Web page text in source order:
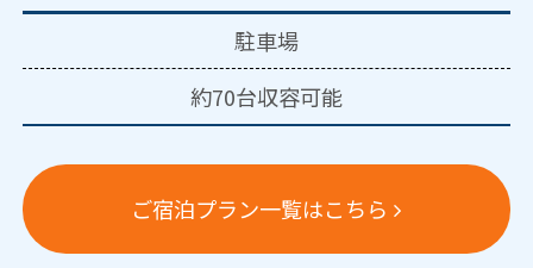
駐車場
約70台収容可能
ご宿泊プラン一覧はこちら